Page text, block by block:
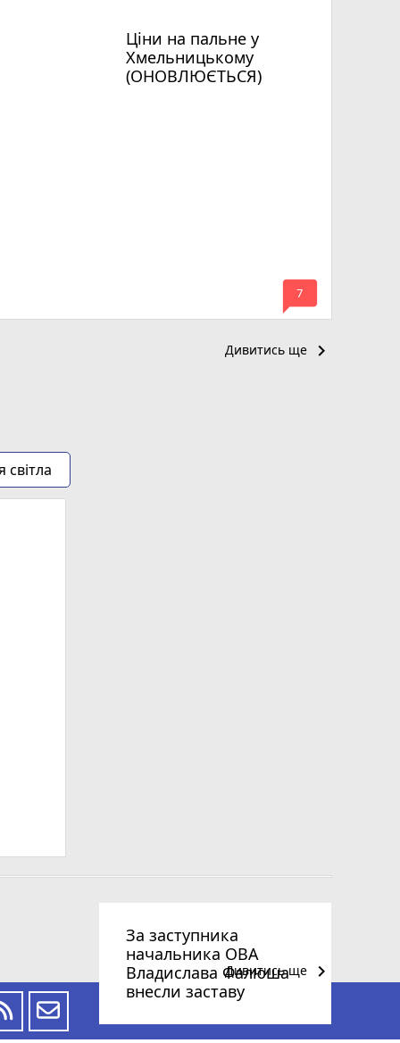
Ціни на пальне у
Хмельницькому
(ОНОВЛЮЄТЬСЯ)
mode_comment
7
Дивитись ще keyboard_arrow_right
світла
За заступника
начальника ОВА
Владислава Фалюша
внесли заставу
Дивитись ще keyboard_arrow_right